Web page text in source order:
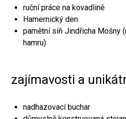
ruční práce na kovadlině
Hamernický den
pamětní síň Jindřicha Mošny
hamru)
zajímavosti a
nadhazovací buchar